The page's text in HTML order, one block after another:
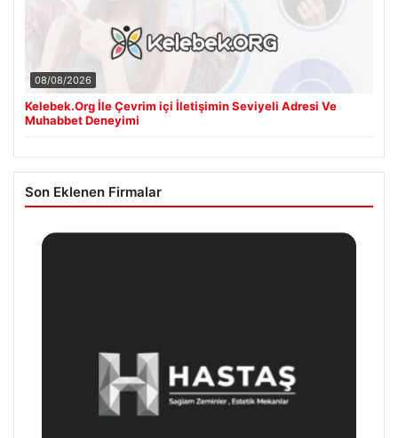
08/08/2026
Kelebek.Org İle Çevrim içi İletişimin Seviyeli Adresi Ve
Muhabbet Deneyimi
Son Eklenen Firmalar